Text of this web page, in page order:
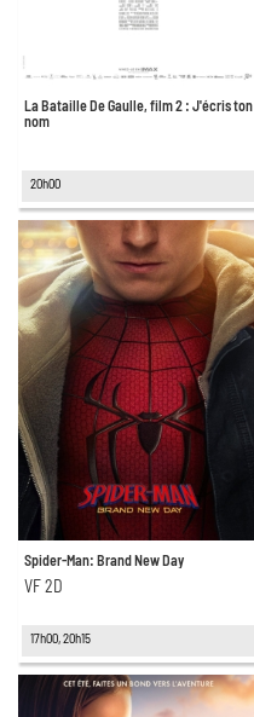
La Bataille De Gaulle, film 2 : J'écris ton
nom
20h00
Spider-Man: Brand New Day
VF 2D
17h00, 20h15